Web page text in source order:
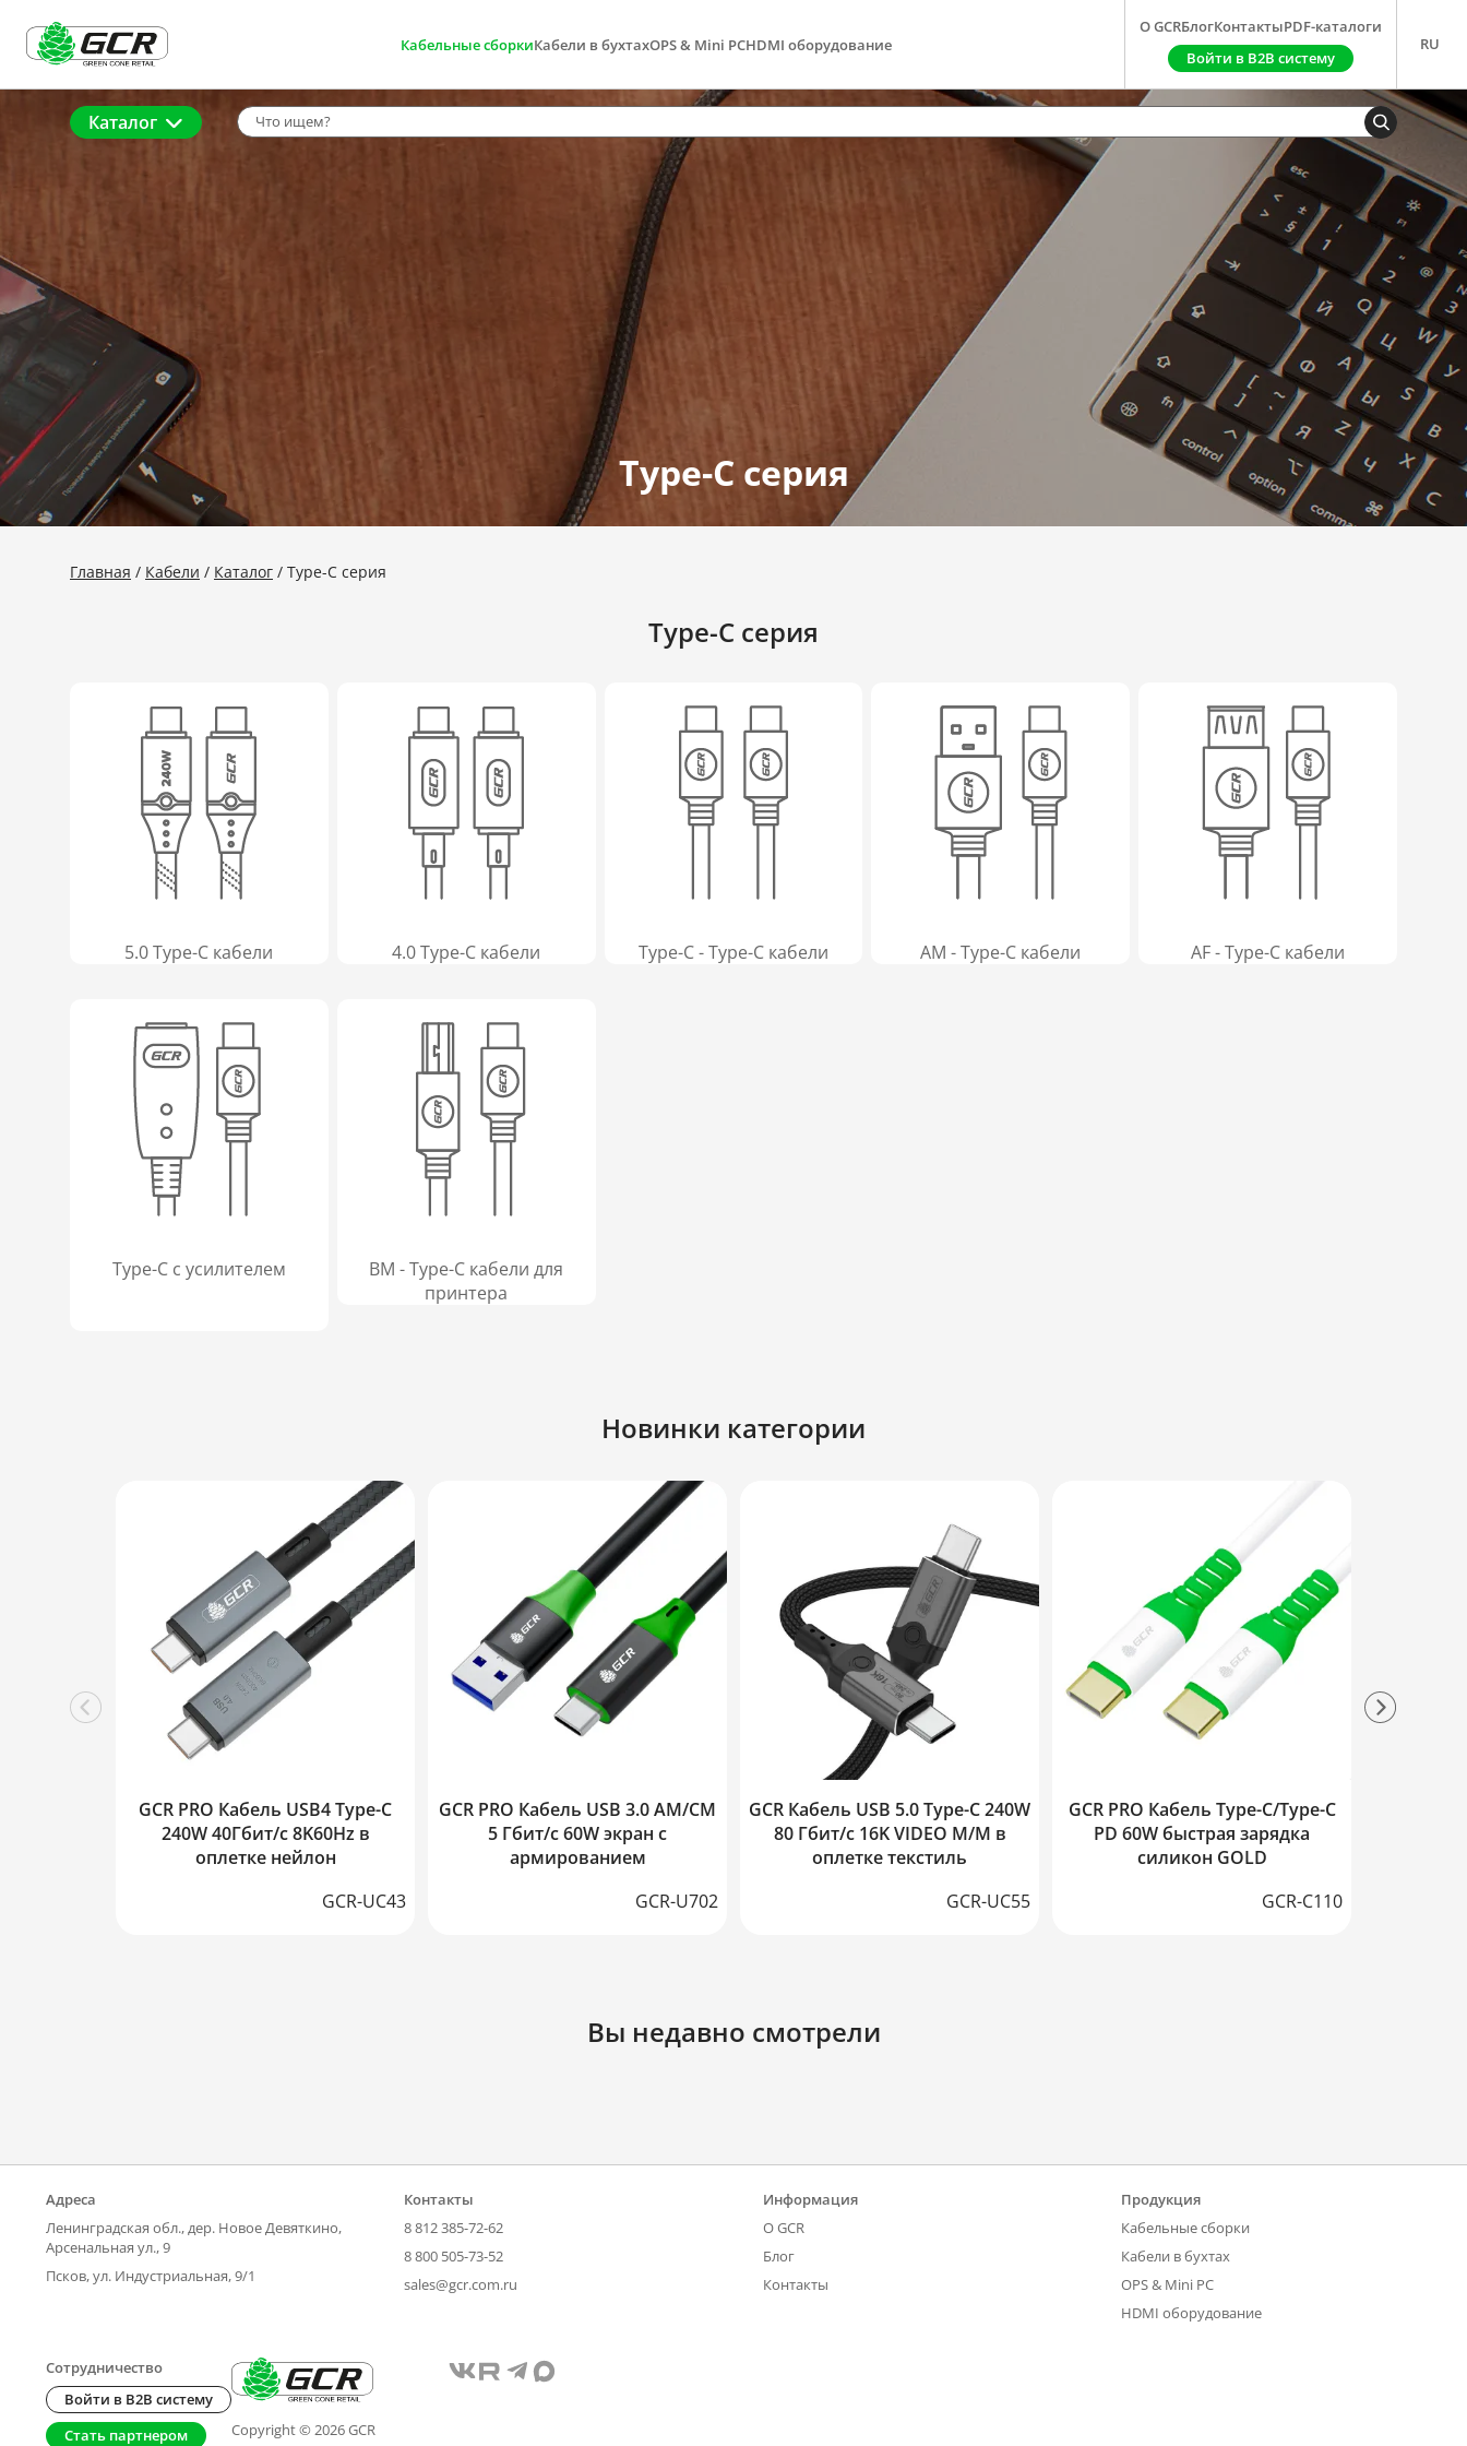
Кабельные сборкиКабели в бухтахOPS & Mini PCHDMI оборудование
О GCRБлогКонтактыPDF-каталоги
Войти в B2B систему
RU
Каталог
Type-C серия
Главная Кабели Каталог Type-C серия
Type-C серия
5.0 Type-C кабели 4.0 Type-C кабели Type-C - Type-C кабели AM - Type-C кабели AF - Type-C кабели
Type-C с усилителем
BM - Type-C кабели для
принтера
Новинки категории
GCR PRO Кабель USB4 Type-C
240W 40Гбит/с 8K60Hz в
оплетке нейлон
GCR-UC43
GCR PRO Кабель USB 3.0 AM/CM
5 Гбит/c 60W экран с
армированием
GCR-U702
GCR Кабель USB 5.0 Type-C 240W
80 Гбит/с 16K VIDEO M/M в
оплетке текстиль
GCR-UC55
GCR PRO Кабель Type-C/Type-C
PD 60W быстрая зарядка
силикон GOLD
GCR-C110
Вы недавно смотрели
Адреса
Ленинградская обл., дер. Новое Девяткино,
Арсенальная ул., 9
Псков, ул. Индустриальная, 9/1
Контакты
8 812 385-72-62
8 800 505-73-52
sales@gcr.com.ru
Информация
О GCR
Блог
Контакты
Продукция
Кабельные сборки
Кабели в бухтах
OPS & Mini PC
HDMI оборудование
Сотрудничество
Войти в B2B систему
Стать партнером
Copyright © 2026 GCR